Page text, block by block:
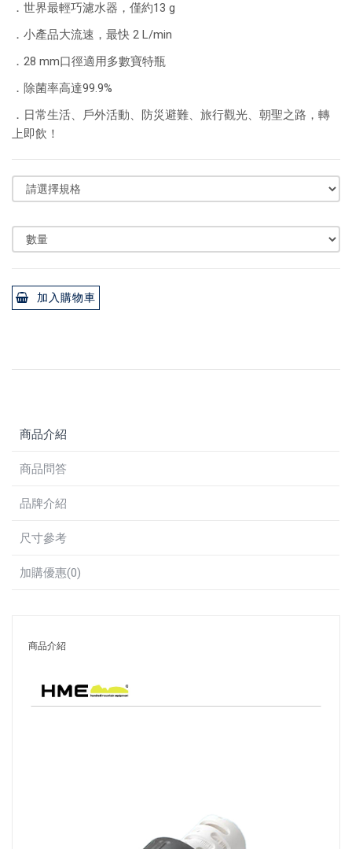
．世界最輕巧濾水器，僅約13 g
．小產品大流速，最快 2 L/min
．28 mm口徑適用多數寶特瓶
．除菌率高達99.9%
．日常生活、戶外活動、防災避難、旅行觀光、朝聖之路，轉
上即飲！
加入購物車
商品介紹
商品問答
品牌介紹
尺寸參考
加購優惠(0)
商品介紹